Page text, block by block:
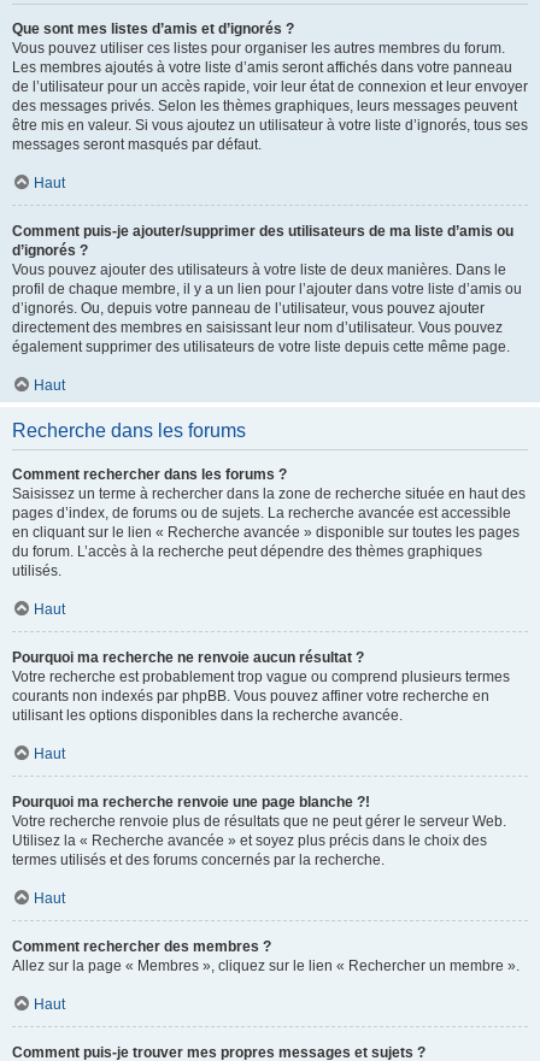
Que sont mes listes d’amis et d’ignorés ?
Vous pouvez utiliser ces listes pour organiser les autres membres du forum.
Les membres ajoutés à votre liste d’amis seront affichés dans votre panneau
de l’utilisateur pour un accès rapide, voir leur état de connexion et leur envoyer
des messages privés. Selon les thèmes graphiques, leurs messages peuvent
être mis en valeur. Si vous ajoutez un utilisateur à votre liste d’ignorés, tous ses
messages seront masqués par défaut.
Haut
Comment puis-je ajouter/supprimer des utilisateurs de ma liste d’amis ou
d’ignorés ?
Vous pouvez ajouter des utilisateurs à votre liste de deux manières. Dans le
profil de chaque membre, il y a un lien pour l’ajouter dans votre liste d’amis ou
d’ignorés. Ou, depuis votre panneau de l’utilisateur, vous pouvez ajouter
directement des membres en saisissant leur nom d’utilisateur. Vous pouvez
également supprimer des utilisateurs de votre liste depuis cette même page.
Haut
Recherche dans les forums
Comment rechercher dans les forums ?
Saisissez un terme à rechercher dans la zone de recherche située en haut des
pages d’index, de forums ou de sujets. La recherche avancée est accessible
en cliquant sur le lien « Recherche avancée » disponible sur toutes les pages
du forum. L’accès à la recherche peut dépendre des thèmes graphiques
utilisés.
Haut
Pourquoi ma recherche ne renvoie aucun résultat ?
Votre recherche est probablement trop vague ou comprend plusieurs termes
courants non indexés par phpBB. Vous pouvez affiner votre recherche en
utilisant les options disponibles dans la recherche avancée.
Haut
Pourquoi ma recherche renvoie une page blanche ?!
Votre recherche renvoie plus de résultats que ne peut gérer le serveur Web.
Utilisez la « Recherche avancée » et soyez plus précis dans le choix des
termes utilisés et des forums concernés par la recherche.
Haut
Comment rechercher des membres ?
Allez sur la page « Membres », cliquez sur le lien « Rechercher un membre ».
Haut
Comment puis-je trouver mes propres messages et sujets ?